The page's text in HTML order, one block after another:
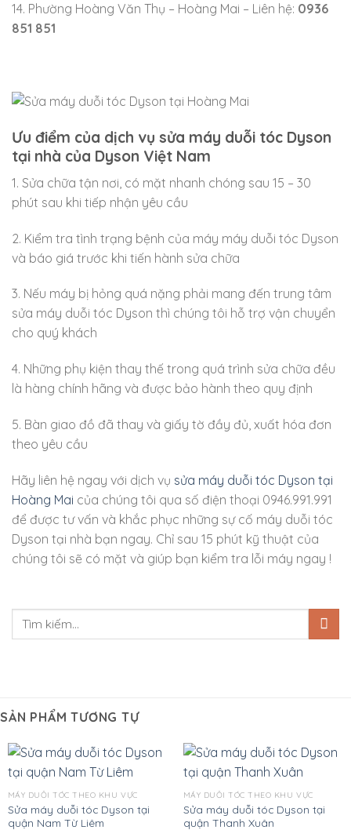
14. Phường Hoàng Văn Thụ – Hoàng Mai – Liên hệ: 0936
851 851
Ưu điểm của dịch vụ sửa máy duỗi tóc Dyson
tại nhà của Dyson Việt Nam
1. Sửa chữa tận nơi, có mặt nhanh chóng sau 15 – 30
phút sau khi tiếp nhận yêu cầu
2. Kiểm tra tình trạng bệnh của máy máy duỗi tóc Dyson
và báo giá trước khi tiến hành sửa chữa
3. Nếu máy bị hỏng quá nặng phải mang đến trung tâm
sửa máy duỗi tóc Dyson thì chúng tôi hỗ trợ vận chuyển
cho quý khách
4. Những phụ kiện thay thế trong quá trình sửa chữa đều
là hàng chính hãng và được bảo hành theo quy định
5. Bàn giao đồ đã thay và giấy tờ đầy đủ, xuất hóa đơn
theo yêu cầu
Hãy liên hệ ngay với dịch vụ sửa máy duỗi tóc Dyson tại
Hoàng Mai của chúng tôi qua số điện thoại 0946.991.991
để được tư vấn và khắc phục những sự cố máy duỗi tóc
Dyson tại nhà bạn ngay. Chỉ sau 15 phút kỹ thuật của
chúng tôi sẽ có mặt và giúp bạn kiểm tra lỗi máy ngay !
SẢN PHẨM TƯƠNG TỰ
MÁY DUỖI TÓC THEO KHU VỰC
Sửa máy duỗi tóc Dyson tại
quận Nam Từ Liêm
MÁY DUỖI TÓC THEO KHU VỰC
Sửa máy duỗi tóc Dyson tại
quận Thanh Xuân